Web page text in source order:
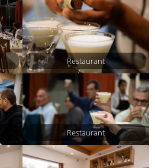
Restaurant
Restaurant